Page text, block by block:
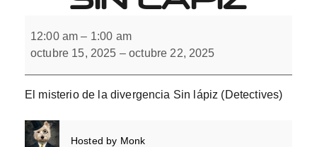
misterio
de
la
Sin
lápiz
12:00 am – 1:00 am
octubre 15, 2025 –octubre 22, 2025
El misterio de la divergencia Sin lápiz (Detectives)
Hosted by Monk